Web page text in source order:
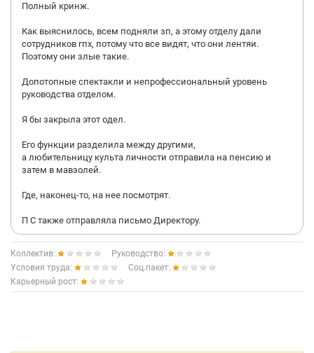
Полный кринж.
Как выяснилось, всем подняли зп, а этому отделу дали
сотрудников гпх, потому что все видят, что они лентяи.
Поэтому они злые такие.
Допотопные спектакли и непрофессиональный уровень
руководства отделом.
Я бы закрыла этот одел.
Его функции разделила между другими,
а любительницу культа личности отправила на пенсию и
затем в мавзолей.
Где, наконец-то, на нее посмотрят.
П С также отправляла письмо Директору.
Коллектив:
Руководство:
Условия труда:
Соц.пакет:
Карьерный рост: